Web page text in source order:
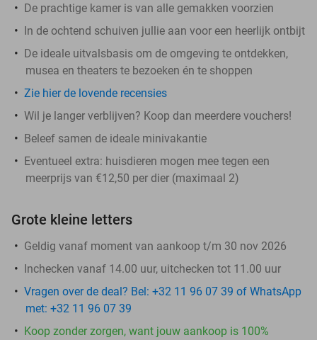
De prachtige kamer is van alle gemakken voorzien
In de ochtend schuiven jullie aan voor een heerlijk ontbijt
De ideale uitvalsbasis om de omgeving te ontdekken,
musea en theaters te bezoeken én te shoppen
Zie hier de lovende recensies
Wil je langer verblijven? Koop dan meerdere vouchers!
Beleef samen de ideale minivakantie
Eventueel extra: huisdieren mogen mee tegen een
meerprijs van €12,50 per dier (maximaal 2)
Grote kleine letters
Geldig vanaf moment van aankoop t/m 30 nov 2026
Inchecken vanaf 14.00 uur, uitchecken tot 11.00 uur
Vragen over de deal? Bel: +32 11 96 07 39 of WhatsApp
met: +32 11 96 07 39
Koop zonder zorgen, want jouw aankoop is 100%